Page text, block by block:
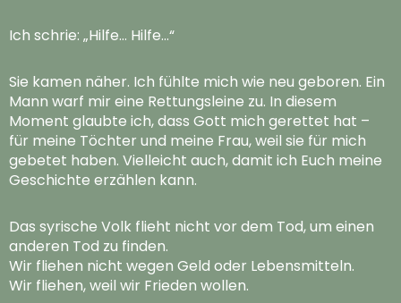
Ich schrie: „Hilfe… Hilfe…“
Sie kamen näher. Ich fühlte mich wie neu geboren. Ein
Mann warf mir eine Rettungsleine zu. In diesem
Moment glaubte ich, dass Gott mich gerettet hat –
für meine Töchter und meine Frau, weil sie für mich
gebetet haben. Vielleicht auch, damit ich Euch meine
Geschichte erzählen kann.
Das syrische Volk flieht nicht vor dem Tod, um einen
anderen Tod zu finden.
Wir fliehen nicht wegen Geld oder Lebensmitteln.
Wir fliehen, weil wir Frieden wollen.